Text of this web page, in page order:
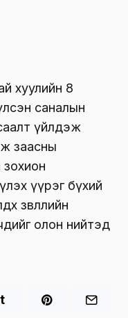
хуулийн 8
саналын
үйлдэж
заасны
зохион
үүрэг бүхий
зөвлөлийн
олон нийтэд